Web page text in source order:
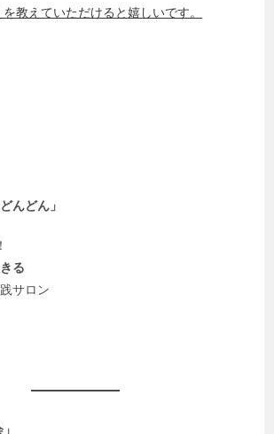
教えていただけると嬉しいです。
んどん」
る
サロン